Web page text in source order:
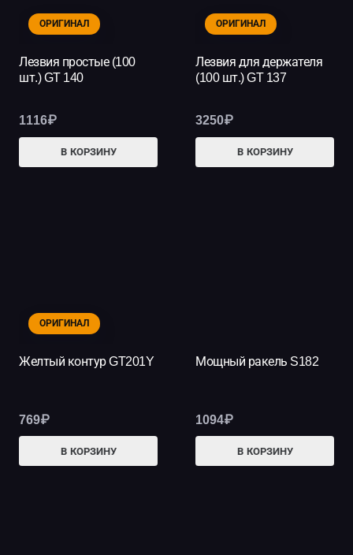
ОРИГИНАЛ
Лезвия простые (100
шт.) GT 140
1116₽
В КОРЗИНУ
ОРИГИНАЛ
Лезвия для держателя
(100 шт.) GT 137
3250₽
В КОРЗИНУ
ОРИГИНАЛ
Желтый контур GT201Y
769₽
В КОРЗИНУ
Мощный ракель S182
1094₽
В КОРЗИНУ